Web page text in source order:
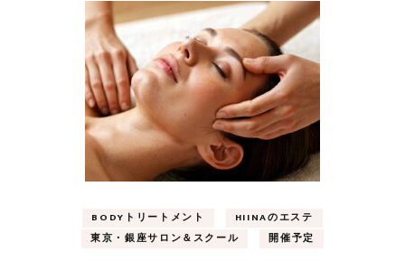
BODYトリートメント
HIINAのエステ
東京・銀座サロン＆スクール
開催予定